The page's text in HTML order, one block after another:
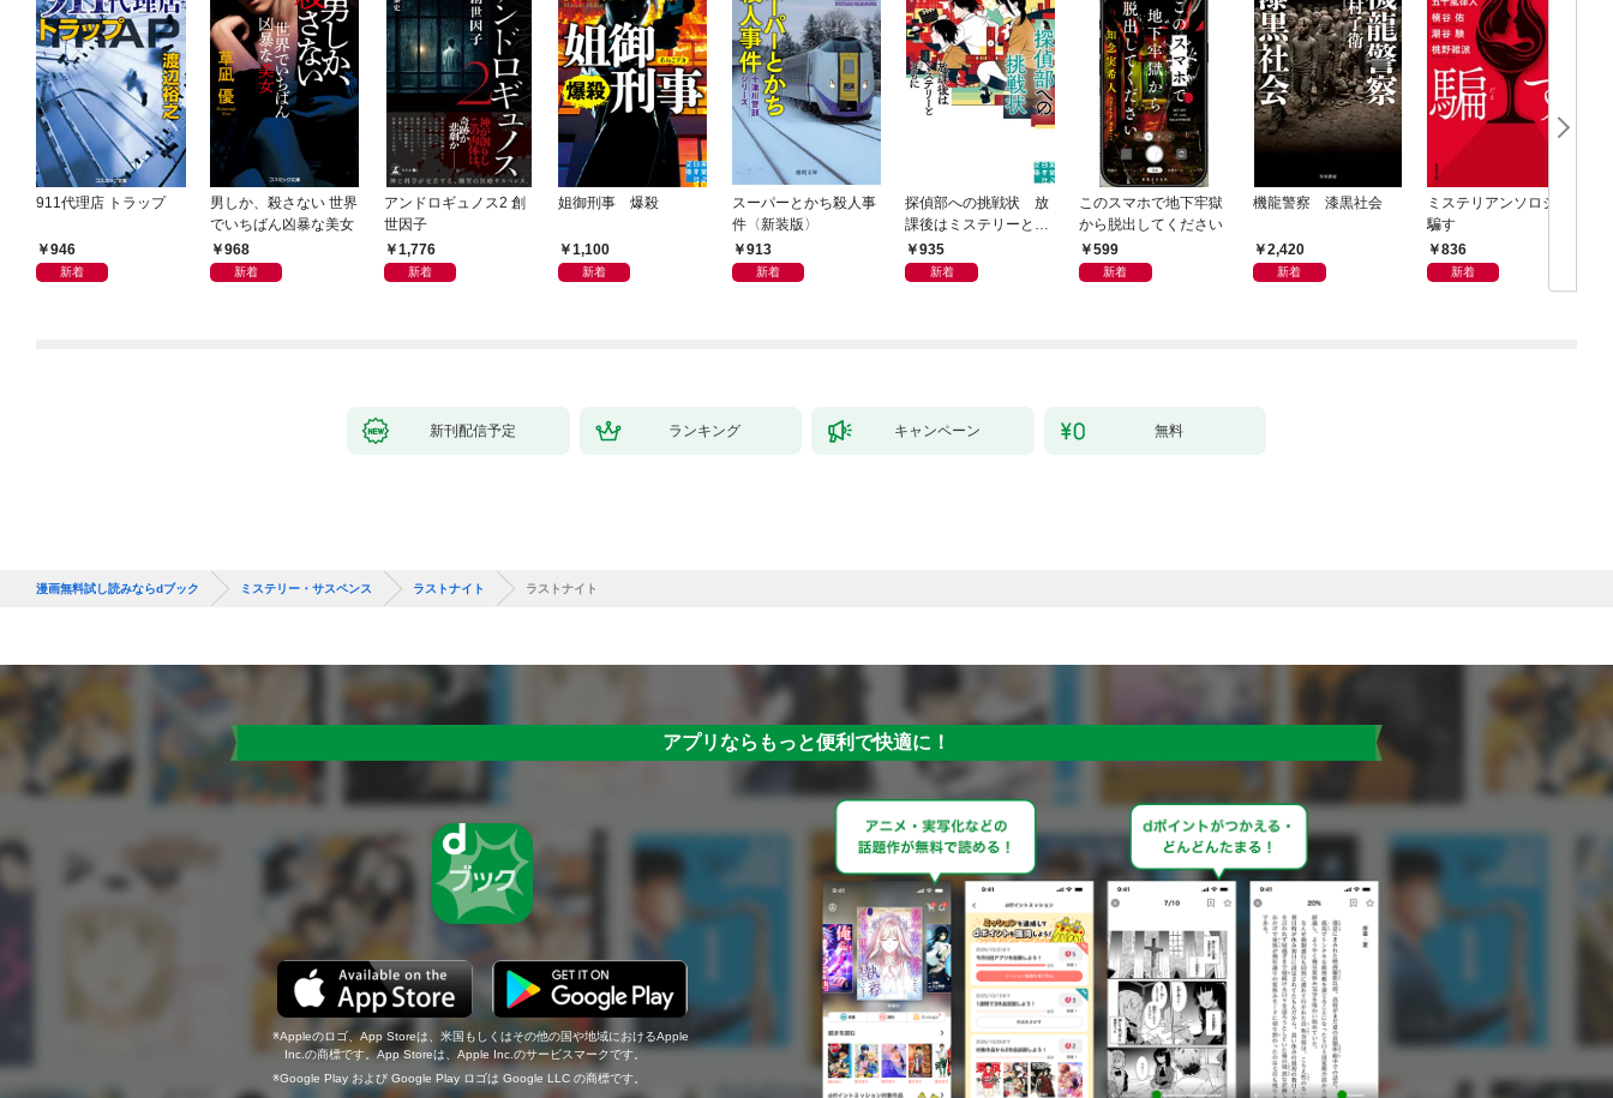
911代理店 トラップ
946
新着
男しか、殺さない 世界
でいちばん凶暴な美女
968
新着
アンドロギュノス2 創
世因子
1,776
新着
姐御刑事 爆殺
1,100
新着
スーパーとかち殺人事
件〈新装版〉
913
新着
探偵部への挑戦状 放
課後はミステリーとと
もに 新装版
935
新着
このスマホで地下牢獄
から脱出してください
599
新着
機龍警察 漆黒社会
2,420
新着
ミステリアンソロジー
騙す
836
新着
新刊配信予定 ランキング キャンペーン 無料
漫画無料試し読みならdブック ミステリー・サスペンス ラストナイト ラストナイト
アプリならもっと便利で快適に！
Appleのロゴ、App Storeは、米国もしくはその他の国や地域におけるApple
Inc.の商標です。App Storeは、Apple Inc.のサービスマークです。
Google Play および Google Play ロゴは Google LLC の商標です。